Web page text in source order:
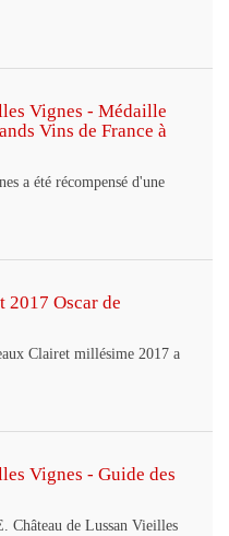
Vignes - Médaille
Vins de France à
a été récompensé d'une
2017 Oscar de
Clairet millésime 2017 a
Vignes - Guide des
Château de Lussan Vieilles